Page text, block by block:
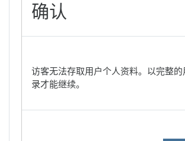
确认
访客无法存取用户个人资料。以完整
录才能继续。